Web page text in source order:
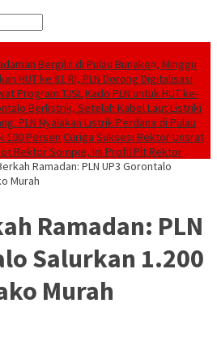
Bergilir di Pulau Bunaken, Minggu
HUT ke 81 RI, PLN Dorong Digitalisasi
Program TJSLKado PLN untuk HUT ke-
Berlistrik, Setelah Kabel Laut Listriki
PLN Nyalakan Listrik Perdana di Pulau
100 Persen Curiga Suksesi Rektor Unsrat
Rektor Sompie, Ini Profil Plt Rektor
Ramadan: PLN UP3 Gorontalo
Murah
Ramadan: PLN
Salurkan 1.200
Murah